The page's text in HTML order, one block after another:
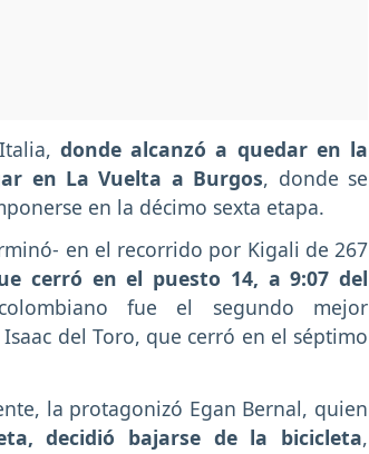
Italia,donde alcanzó a quedar en la
en La Vuelta a Burgos, donde se
en la décimo sexta etapa.
en el recorrido por Kigali de 267
cerró en el puesto 14, a 9:07 del
fue el segundo mejor
del Toro, que cerró en el séptimo
la protagonizó Egan Bernal, quien
decidió bajarse de la bicicleta,